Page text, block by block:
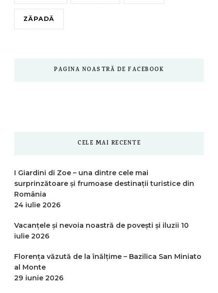
ZĂPADĂ
PAGINA NOASTRĂ DE FACEBOOK
CELE MAI RECENTE
I Giardini di Zoe – una dintre cele mai
surprinzătoare și frumoase destinații turistice din
România
24 iulie 2026
Vacanțele și nevoia noastră de povești și iluzii 10
iulie 2026
Florența văzută de la înălțime – Bazilica San Miniato
al Monte
29 iunie 2026